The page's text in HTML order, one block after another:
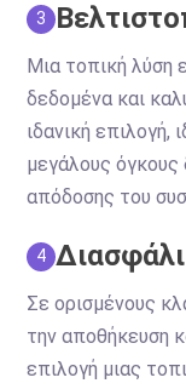
3
Μια τοπική λύση
δεδομένα και
ιδανική επιλογή,
μεγάλους όγκους
απόδοσης του
4
Σε ορισμένους
την αποθήκευση
επιλογή μιας